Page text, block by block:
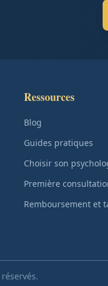
Ressources
Blog
Guides pratiques
Choisir son
Première
Remboursement et